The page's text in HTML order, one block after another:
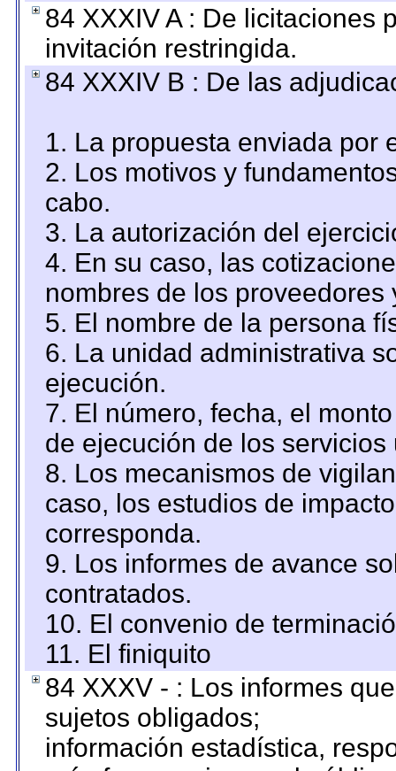
84 XXXIV A : De licitaciones
invitación restringida.
84 XXXIV B : De las
1. La propuesta enviada por
2. Los motivos y
cabo.
3. La autorización del
4. En su caso, las
nombres de los proveedores
5. El nombre de la persona
6. La unidad administrativa
ejecución.
7. El número, fecha, el
de ejecución de los servicios
8. Los mecanismos de
caso, los estudios de
corresponda.
9. Los informes de avance
contratados.
10. El convenio de
11. El finiquito
84 XXXV - : Los informes
sujetos obligados;
información estadística,